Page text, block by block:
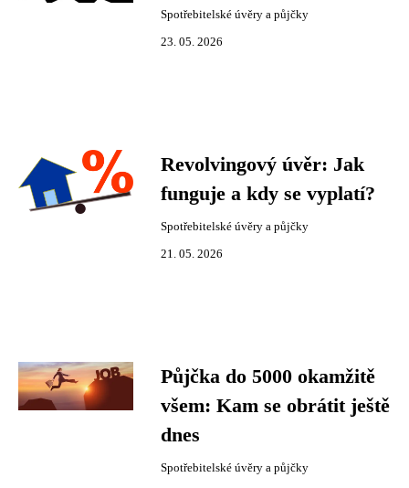
Spotřebitelské úvěry a půjčky
23. 05. 2026
Revolvingový úvěr: Jak
funguje a kdy se vyplatí?
Spotřebitelské úvěry a půjčky
21. 05. 2026
Půjčka do 5000 okamžitě
všem: Kam se obrátit ještě
dnes
Spotřebitelské úvěry a půjčky